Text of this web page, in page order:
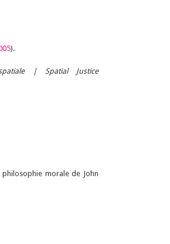
).
| Spatial Justice
morale de John